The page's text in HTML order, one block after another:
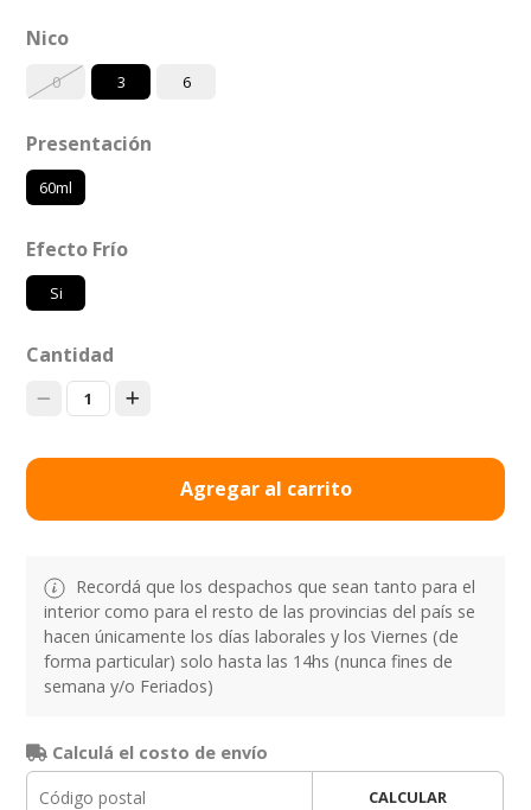
Nico
0 3 6
Presentación
60ml
Efecto Frío
Si
Cantidad
1
Agregar al carrito
Recordá que los despachos que sean tanto para el
interior como para el resto de las provincias del país se
hacen únicamente los días laborales y los Viernes (de
forma particular) solo hasta las 14hs (nunca fines de
semana y/o Feriados)
Calculá el costo de envío
CALCULAR